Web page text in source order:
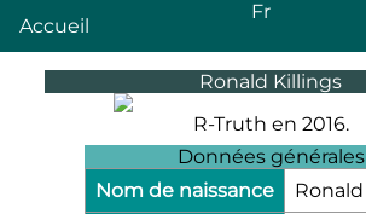
Accueil
Fr
Ronald Killings
R-Truth en 2016.
Données générales
Nom de naissance